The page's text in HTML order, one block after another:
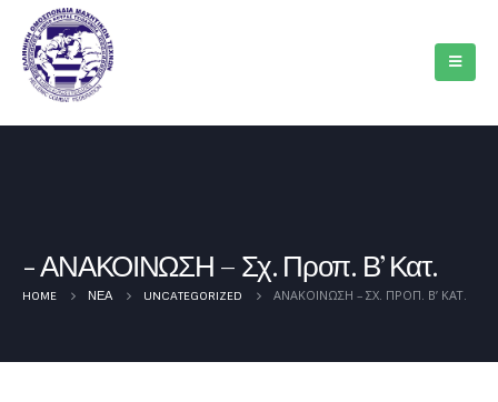
ΑΝΑΚΟΙΝΩΣΗ – Σχ. Προπ. Β’ Κατ.
HOME ΝΈΑ UNCATEGORIZED ΑΝΑΚΟΙΝΩΣΗ – ΣΧ. ΠΡΟΠ. Β’ ΚΑΤ.